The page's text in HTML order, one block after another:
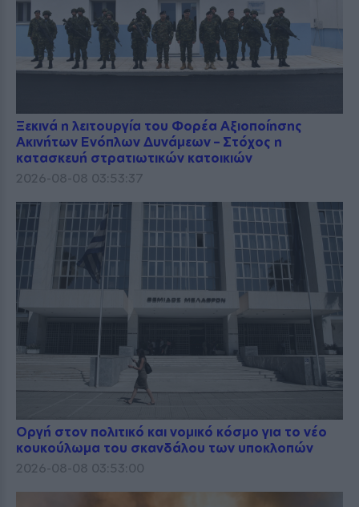
Ξεκινά η λειτουργία του Φορέα Αξιοποίησης
Ακινήτων Ενόπλων Δυνάμεων – Στόχος η
κατασκευή στρατιωτικών κατοικιών
2026-08-08 03:53:37
Οργή στον πολιτικό και νομικό κόσμο για το νέο
κουκούλωμα του σκανδάλου των υποκλοπών
2026-08-08 03:53:00